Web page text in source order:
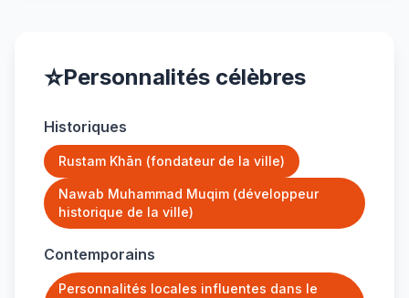
⭐Personnalités célèbres
Historiques
Rustam Khān (fondateur de la ville)
Nawab Muhammad Muqim (développeur
historique de la ville)
Contemporains
Personnalités locales influentes dans le